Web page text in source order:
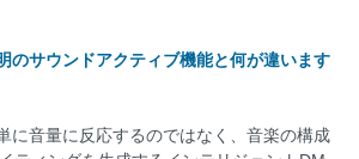
のサウンドアクティブ機能と何が違います
に音量に反応するのではなく、音楽の構成